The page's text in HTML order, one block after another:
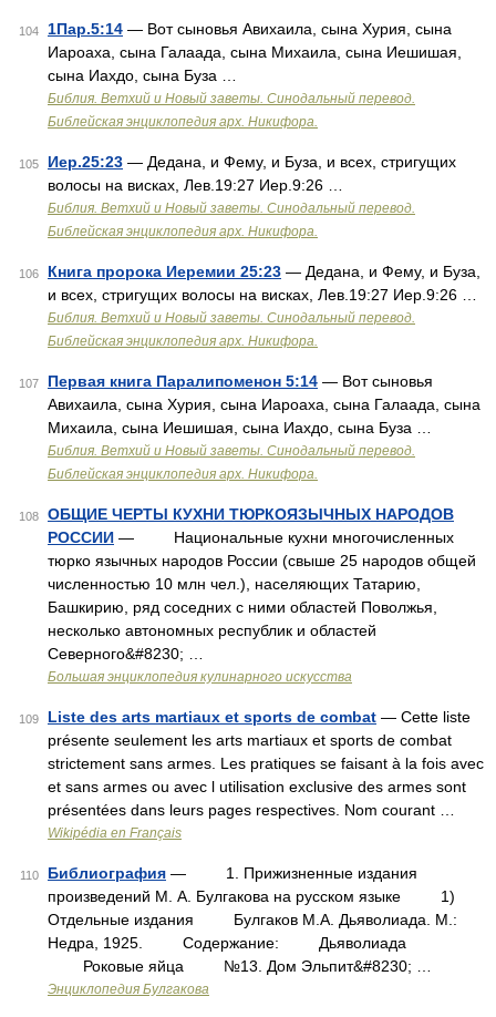
104 1Пар.5:14 — Вот сыновья Авихаила, сына Хурия, сына
Иароаха, сына Галаада, сына Михаила, сына Иешишая,
сына Иахдо, сына Буза …
Библия. Ветхий и Новый заветы. Синодальный перевод.
Библейская энциклопедия арх. Никифора.
105 Иер.25:23 — Дедана, и Фему, и Буза, и всех, стригущих
волосы на висках, Лев.19:27 Иер.9:26 …
Библия. Ветхий и Новый заветы. Синодальный перевод.
Библейская энциклопедия арх. Никифора.
106 Книга пророка Иеремии 25:23 — Дедана, и Фему, и Буза,
и всех, стригущих волосы на висках, Лев.19:27 Иер.9:26 …
Библия. Ветхий и Новый заветы. Синодальный перевод.
Библейская энциклопедия арх. Никифора.
107 Первая книга Паралипоменон 5:14 — Вот сыновья
Авихаила, сына Хурия, сына Иароаха, сына Галаада, сына
Михаила, сына Иешишая, сына Иахдо, сына Буза …
Библия. Ветхий и Новый заветы. Синодальный перевод.
Библейская энциклопедия арх. Никифора.
108
ОБЩИЕ ЧЕРТЫ КУХНИ ТЮРКОЯЗЫЧНЫХ НАРОДОВ
РОССИИ — Национальные кухни многочисленных
тюрко язычных народов России (свыше 25 народов общей
численностью 10 млн чел.), населяющих Татарию,
Башкирию, ряд соседних с ними областей Поволжья,
несколько автономных республик и областей
Северного&#8230; …
Большая энциклопедия кулинарного искусства
109 Liste des arts martiaux et sports de combat — Cette liste
présente seulement les arts martiaux et sports de combat
strictement sans armes. Les pratiques se faisant à la fois avec
et sans armes ou avec l utilisation exclusive des armes sont
présentées dans leurs pages respectives. Nom courant …
Wikipédia en Français
110 Библиография — 1. Прижизненные издания
произведений М. А. Булгакова на русском языке 1)
Отдельные издания Булгаков М.А. Дьяволиада. М.:
Недра, 1925. Содержание: Дьяволиада
Роковые яйца №13. Дом Эльпит&#8230; …
Энциклопедия Булгакова